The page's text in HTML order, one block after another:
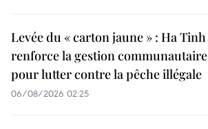
Levée du « carton jaune » : Ha Tinh
renforce la gestion communautaire
pour lutter contre la pêche illégale
06/08/2026 02:25